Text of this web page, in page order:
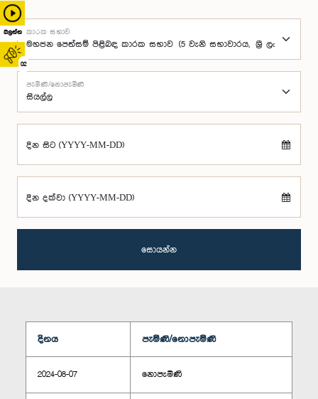
බලන්න
02
කාරක සභාව
පැමිණි/නොපැමිණි
දින සිට (YYYY-MM-DD)
දින දක්වා (YYYY-MM-DD)
සොයන්න
දිනය පැමිණි/නොපැමිණි
2024-08-07 නොපැමිණි